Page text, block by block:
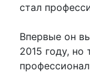
стал
Впервые он
2015 году, но